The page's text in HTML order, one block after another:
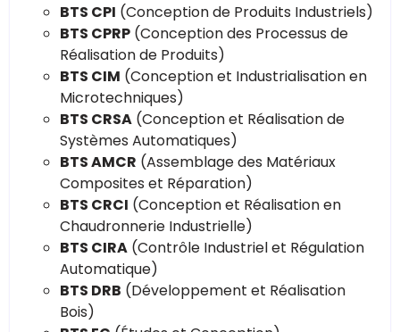
BTS CPI (Conception de Produits Industriels)
BTS CPRP (Conception des Processus de
Réalisation de Produits)
BTS CIM (Conception et Industrialisation en
Microtechniques)
BTS CRSA (Conception et Réalisation de
Systèmes Automatiques)
BTS AMCR (Assemblage des Matériaux
Composites et Réparation)
BTS CRCI (Conception et Réalisation en
Chaudronnerie Industrielle)
BTS CIRA (Contrôle Industriel et Régulation
Automatique)
BTS DRB (Développement et Réalisation
Bois)